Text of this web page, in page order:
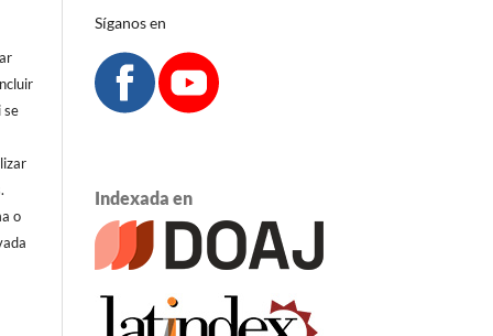
se
o
Síganos en
Indexada en